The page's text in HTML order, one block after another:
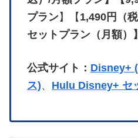
プラン】【 1,490円（
セットプラン（月額）】
公式サイト： Disney+
ス)、 Hulu Disney+ セ